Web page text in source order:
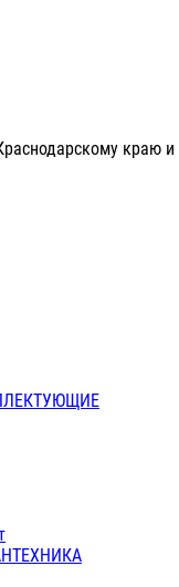
краю и